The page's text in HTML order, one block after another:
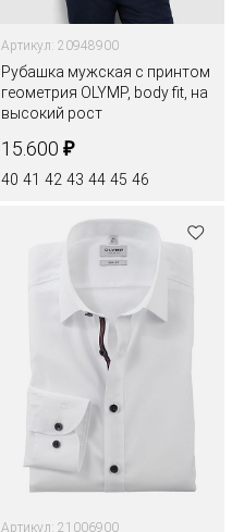
Артикул: 20948900
Рубашка мужская с принтом
геометрия OLYMP, body fit, на
высокий рост
15.600 ₽
40 41 42 43 44 45 46
Артикул: 21006900